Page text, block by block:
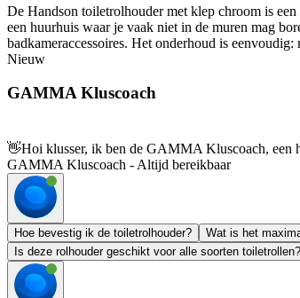
De Handson toiletrolhouder met klep chroom is
een huurhuis waar je vaak niet in de muren mag
badkameraccessoires. Het onderhoud is
Nieuw
GAMMA Kluscoach
👋Hoi klusser, ik ben de GAMMA Kluscoach, een
GAMMA Kluscoach - Altijd bereikbaar
Hoe bevestig ik de toiletrolhouder? Wat is het
Is deze rolhouder geschikt voor alle soorten toiletrollen?